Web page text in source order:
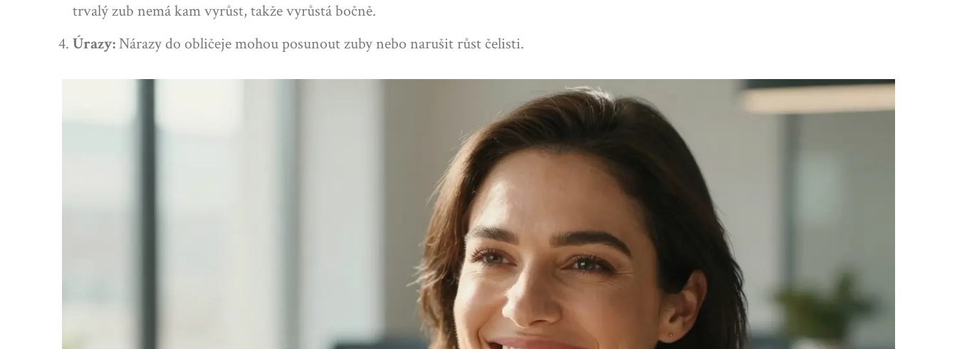
trvalý zub nemá kam vyrůst, takže vyrůstá bočně.
Úrazy:Nárazy do obličeje mohou posunout zuby nebo narušit růst čelisti.